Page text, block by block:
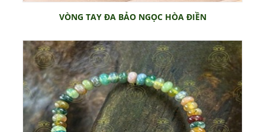
VÒNG TAY ĐA BẢO NGỌC HÒA ĐIỀN